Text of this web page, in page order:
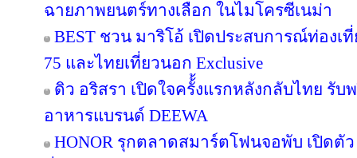
ฉายภาพยนตร์ทางเลือก ในไมโครซีเนม่า
BEST ชวน มาริโอ้ เปิดประสบการณ์ท่องเ
75 และไทยเที่ยวนอก Exclusive
ดิว อริสรา เปิดใจครั้้งแรกหลังกลับไทย รั
อาหารแบรนด์ DEEWA
HONOR รุกตลาดสมาร์ตโฟนจอพับ เปิดตัว